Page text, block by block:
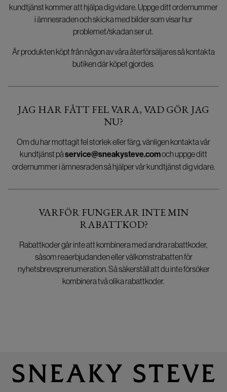
kundtjänst kommer att hjälpa dig vidare. Uppge ditt ordernummer
i ämnesraden och skicka med bilder som visar hur
problemet/skadan ser ut.
Är produkten köpt från någon av våra återförsäljares så kontakta
butiken där köpet gjordes.
JAG HAR FÅTT FEL VARA, VAD GÖR JAG
NU?
Om du har mottagit fel storlek eller färg, vänligen kontakta vår
kundtjänst påservice@sneakysteve.comoch uppge ditt
ordernummer i ämnesraden så hjälper vår kundtjänst dig vidare.
VARFÖR FUNGERAR INTE MIN
RABATTKOD?
Rabattkoder går inte att kombinera med andra rabattkoder,
såsom reaerbjudanden eller välkomstrabatten för
nyhetsbrevsprenumeration. Så säkerställ att du inte försöker
kombinera två olika rabattkoder.